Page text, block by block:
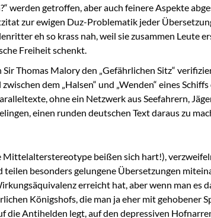
werden getroffen, aber auch feinere Aspekte
zur ewigen Duz-Problematik jeder
eh so krass nah, weil sie zusammen Leute
Freiheit schenkt.
Thomas Malory den „Gefährlichen Sitz“
dem „Halsen“ und „Wenden“ eines
ohne ein Netzwerk aus Seefahrern,
einen runden deutschen Text daraus zu
beißen sich hart!),
besonders gelungene Übersetzungen
erreicht hat, aber wenn man es
Königshofs, die man ja eher mit gehobener
Antihelden legt, auf den depressiven